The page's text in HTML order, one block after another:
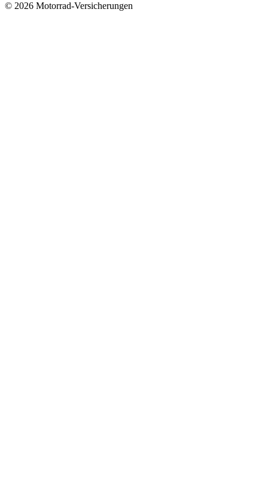
© 2026 Motorrad-Versicherungen